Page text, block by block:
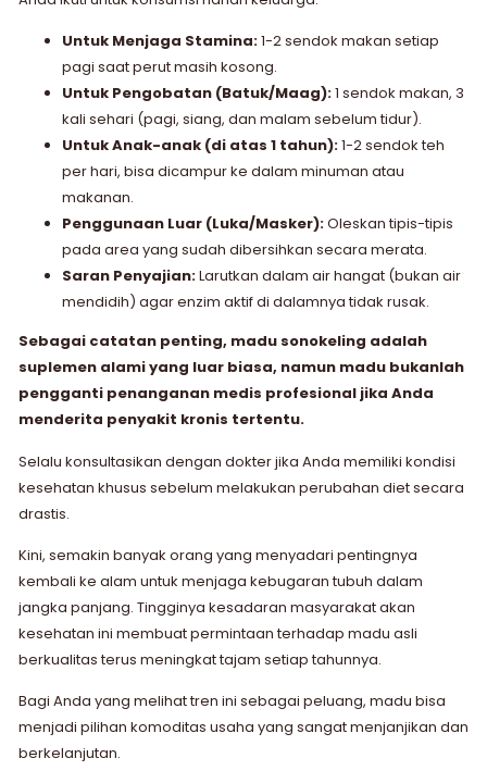
Untuk Menjaga Stamina:1-2 sendok makan setiap
pagi saat perut masih kosong.
Untuk Pengobatan (Batuk/Maag):1 sendok makan, 3
kali sehari (pagi, siang, dan malam sebelum tidur).
Untuk Anak-anak (di atas 1 tahun):1-2 sendok teh
per hari, bisa dicampur ke dalam minuman atau
makanan.
Penggunaan Luar (Luka/Masker):Oleskan tipis-tipis
pada area yang sudah dibersihkan secara merata.
Saran Penyajian:Larutkan dalam air hangat (bukan air
mendidih) agar enzim aktif di dalamnya tidak rusak.
Sebagai catatan penting, madu sonokeling adalah
suplemen alami yang luar biasa, namun madu bukanlah
pengganti penanganan medis profesional jika Anda
menderita penyakit kronis tertentu.
Selalu konsultasikan dengan dokter jika Anda memiliki kondisi
kesehatan khusus sebelum melakukan perubahan diet secara
drastis.
Kini, semakin banyak orang yang menyadari pentingnya
kembali ke alam untuk menjaga kebugaran tubuh dalam
jangka panjang. Tingginya kesadaran masyarakat akan
kesehatan ini membuat permintaan terhadap madu asli
berkualitas terus meningkat tajam setiap tahunnya.
Bagi Anda yang melihat tren ini sebagai peluang, madu bisa
menjadi pilihan komoditas usaha yang sangat menjanjikan dan
berkelanjutan.